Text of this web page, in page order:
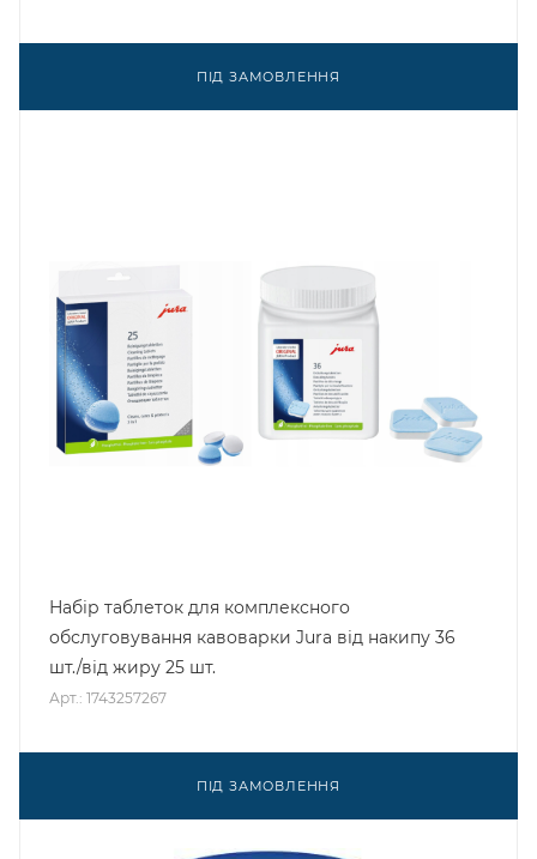
ПІД ЗАМОВЛЕННЯ
Набір таблеток для комплексного
обслуговування кавоварки Jura від накипу 36
шт./від жиру 25 шт.
Арт.: 1743257267
ПІД ЗАМОВЛЕННЯ